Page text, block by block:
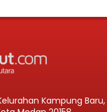
Kampung Baru,